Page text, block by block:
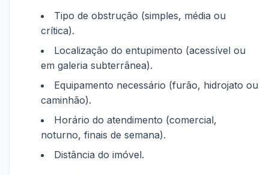
Tipo de obstrução (simples, média ou
crítica).
Localização do entupimento (acessível ou
em galeria subterrânea).
Equipamento necessário (furão, hidrojato ou
caminhão).
Horário do atendimento (comercial,
noturno, finais de semana).
Distância do imóvel.